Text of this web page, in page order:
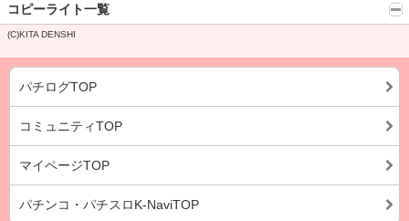
コピーライト一覧
(C)KITA DENSHI
パチログTOP
コミュニティTOP
マイページTOP
パチンコ・パチスロK-NaviTOP